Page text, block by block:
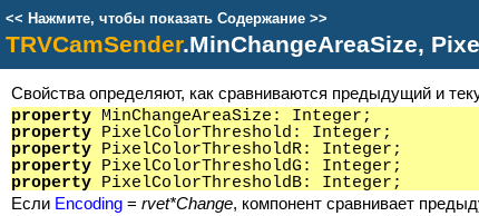
<< Нажмите, чтобы показать Содержание >>
TRVCamSender.MinChangeAreaSize,
Свойства определяют, как сравниваются предыдущий и
property MinChangeAreaSize: Integer;
property PixelColorThreshold: Integer;
property PixelColorThresholdR: Integer;
property PixelColorThresholdG: Integer;
property PixelColorThresholdB: Integer;
Если Encoding = rvet*Change, компонент сравнивает